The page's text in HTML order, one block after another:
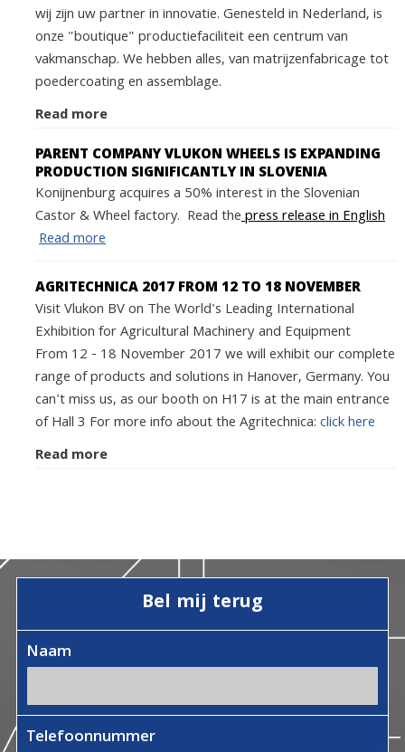
wij zijn uw partner in innovatie. Genesteld in Nederland, is
onze "boutique" productiefaciliteit een centrum van
vakmanschap. We hebben alles, van matrijzenfabricage tot
poedercoating en assemblage.
Read more
PARENT COMPANY VLUKON WHEELS IS EXPANDING
PRODUCTION SIGNIFICANTLY IN SLOVENIA
Konijnenburg acquires a 50% interest in the Slovenian
Castor & Wheel factory. Read thepress release in English
Read more
AGRITECHNICA 2017 FROM 12 TO 18 NOVEMBER
Visit Vlukon BV on The World's Leading International
Exhibition for Agricultural Machinery and Equipment
From 12 - 18 November 2017 we will exhibit our complete
range of products and solutions in Hanover, Germany. You
can't miss us, as our booth on H17 is at the main entrance
of Hall 3 For more info about the Agritechnica:click here
Read more
Bel mij terug
Naam
Telefoonnummer